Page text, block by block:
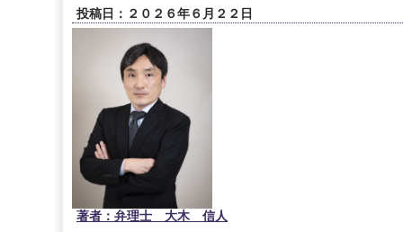
投稿日：２０２６年６月２２日
著者：弁理士 大木 信人